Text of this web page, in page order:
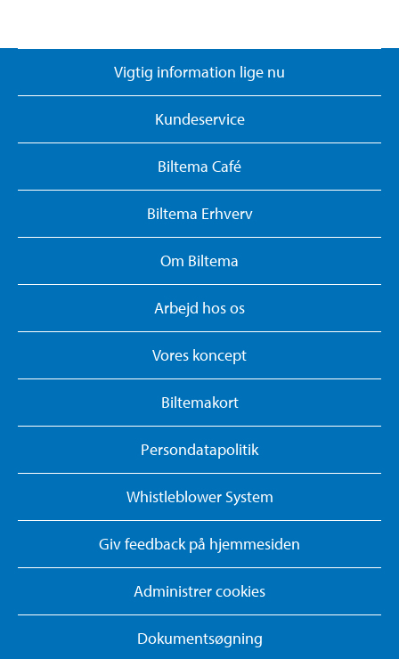
Vigtig information lige nu
Kundeservice
Biltema Café
Biltema Erhverv
Om Biltema
Arbejd hos os
Vores koncept
Biltemakort
Persondatapolitik
Whistleblower System
Giv feedback på hjemmesiden
Administrer cookies
Dokumentsøgning